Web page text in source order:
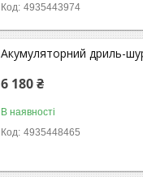
4935443974
Акумуляторний дриль-
6 180 ₴
В наявності
4935448465